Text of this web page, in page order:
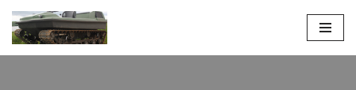
Перейти